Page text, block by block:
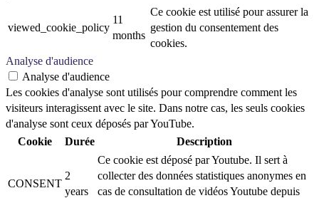
viewed_cookie_policy
11
months
Ce cookie est utilisé pour assurer la
gestion du consentement des
cookies.
Analyse d'audience
Analyse d'audience
Les cookies d'analyse sont utilisés pour comprendre comment les
visiteurs interagissent avec le site. Dans notre cas, les seuls cookies
d'analyse sont ceux déposés par YouTube.
Cookie
Durée Description
CONSENT
2
years
Ce cookie est déposé par Youtube. Il sert à
collecter des données statistiques anonymes en
cas de consultation de vidéos Youtube depuis